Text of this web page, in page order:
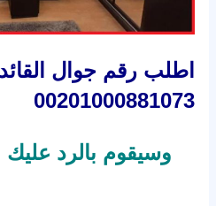
اطلب رقم جوال
00201000881073
وسيقوم بالرد